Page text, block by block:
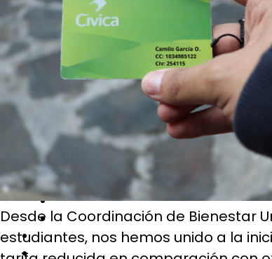
Unisabaneta
Biblioteca
Bienestar Universitario
Blog y Noticias
Docentes
Gestión Humana
Institucional
Investigación
Normatividad Institucional
Comunidad Universitaria
Docentes
Egresados
Estudiantes
Consultorio Jurídico
PQRSF
Desde la Coordinación de Bienestar
estudiantes, nos hemos unido a la